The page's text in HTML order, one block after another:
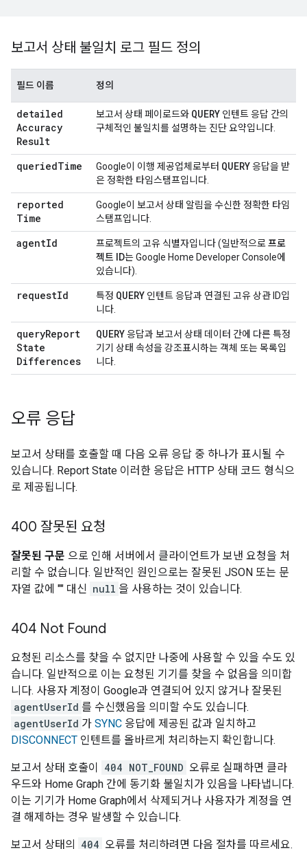
보고서 상태 불일치 로그 필드 정의
필드 이름 정의
detailed
Accuracy
Result
보고서 상태 페이로드와 QUERY 인텐트 응답 간의
구체적인 불일치를 설명하는 진단 요약입니다.
queriedTime Google이 이행 제공업체로부터 QUERY응답을 받
은 정확한 타임스탬프입니다.
reported
Time
Google이 보고서 상태 알림을 수신한 정확한 타임
스탬프입니다.
agentId 프로젝트의 고유 식별자입니다 (일반적으로프로
젝트 ID는Google Home Developer Console에
있습니다).
requestId 특정 QUERY 인텐트 응답과 연결된 고유 상관 ID입
니다.
queryReport
State
Differences
QUERY응답과 보고서 상태 데이터 간에 다른 특정
기기 상태 속성을 강조표시하는 객체 또는 목록입
니다.
오류 응답
보고서 상태를 호출할 때 다음 오류 응답 중 하나가 표시될 수
있습니다. Report State 이러한 응답은 HTTP 상태 코드 형식으
로 제공됩니다.
400 잘못된 요청
잘못된 구문 으로 인해 서버에서 클라이언트가 보낸 요청을 처
리할 수 없습니다. 일반적인 원인으로는 잘못된 JSON 또는 문
자열 값에 "" 대신 null 을 사용하는 것이 있습니다.
404 Not Found
요청된 리소스를 찾을 수 없지만 나중에 사용할 수 있을 수도 있
습니다. 일반적으로 이는 요청된 기기를 찾을 수 없음을 의미합
니다. 사용자 계정이 Google과 연결되어 있지 않거나 잘못된
agentUserId 를 수신했음을 의미할 수도 있습니다.
agentUserId 가 SYNC 응답에 제공된 값과 일치하고
DISCONNECT 인텐트를 올바르게 처리하는지 확인합니다.
보고서 상태 호출이 404 NOT_FOUND 오류로 실패하면 클라
우드와 Home Graph 간에 동기화 불일치가 있음을 나타냅니다.
이는 기기가 Home Graph에서 삭제되거나 사용자가 계정을 연
결 해제하는 경우 발생할 수 있습니다.
보고서 상태의 404 오류를 처리하려면 다음 절차를 따르세요.